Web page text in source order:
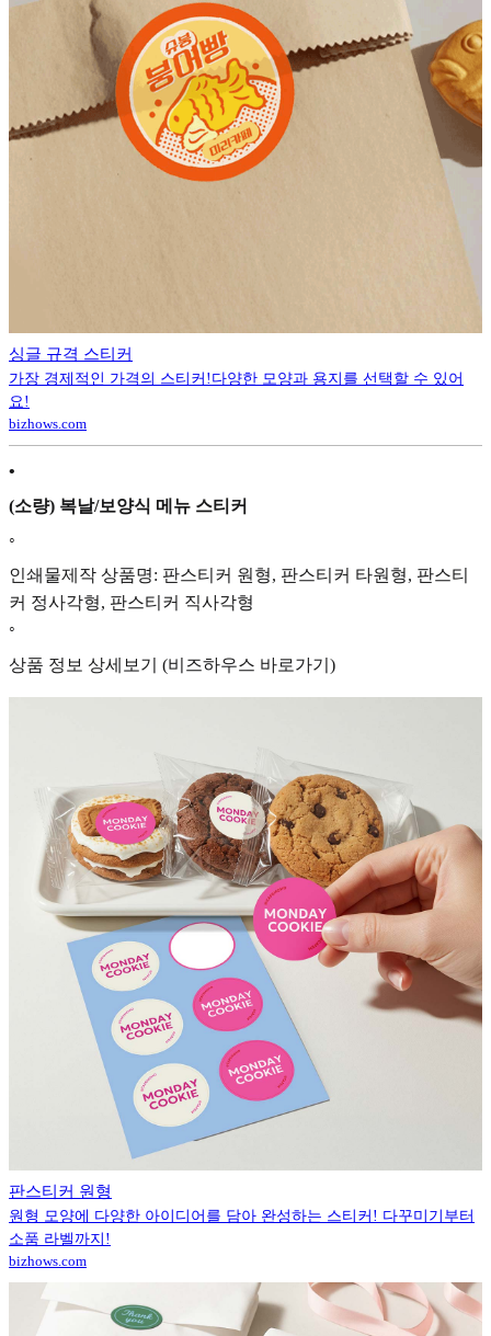
싱글 규격 스티커
가장 경제적인 가격의 스티커!다양한 모양과 용지를 선택할 수 있어
요!
bizhows.com
•
(소량) 복날/보양식 메뉴 스티커
◦
인쇄물제작 상품명: 판스티커 원형, 판스티커 타원형, 판스티
커 정사각형, 판스티커 직사각형
◦
상품 정보 상세보기 (비즈하우스 바로가기)
판스티커 원형
원형 모양에 다양한 아이디어를 담아 완성하는 스티커! 다꾸미기부터
소품 라벨까지!
bizhows.com